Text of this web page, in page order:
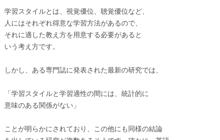
学習スタイルとは、視覚優位、聴覚優位など、
人にはそれぞれ得意な学習方法があるので、
それに適した教え方を用意する必要があると
いう考え方です。
しかし、ある専門誌に発表された最新の研究では、
「学習スタイルと学習適性の間には、統計的に
意味のある関係がない」
ことが明らかにされており、この他にも同様の結論